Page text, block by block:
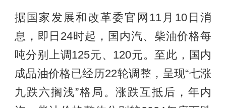
据国家发展和改革委官网11月10日消
息，即日24时起，国内汽、柴油价格每
吨分别上调125元、120元。至此，国内
成品油价格已经历22轮调整，呈现“七涨
九跌六搁浅”格局。涨跌互抵后，年内